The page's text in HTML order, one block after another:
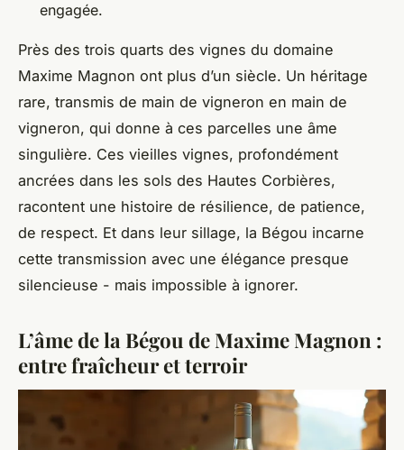
engagée.
Près des trois quarts des vignes du domaine
Maxime Magnon ont plus d’un siècle. Un héritage
rare, transmis de main de vigneron en main de
vigneron, qui donne à ces parcelles une âme
singulière. Ces vieilles vignes, profondément
ancrées dans les sols des Hautes Corbières,
racontent une histoire de résilience, de patience,
de respect. Et dans leur sillage, la Bégou incarne
cette transmission avec une élégance presque
silencieuse - mais impossible à ignorer.
L’âme de la Bégou de Maxime Magnon :
entre fraîcheur et terroir